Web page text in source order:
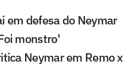
em defesa do Neymar
monstro'
Neymar em Remo x